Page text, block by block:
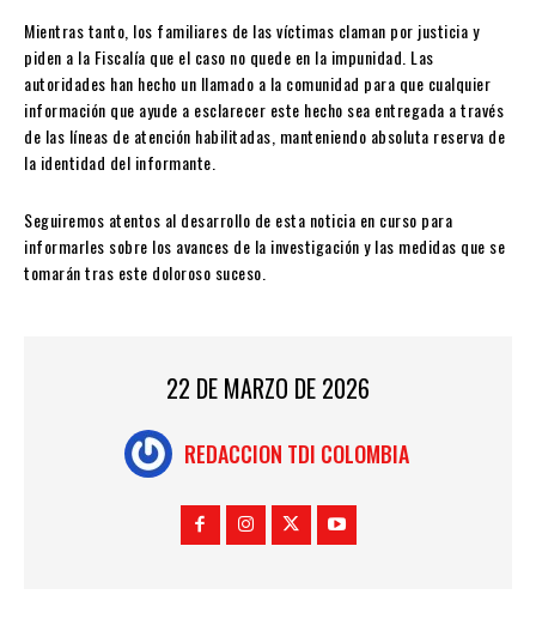
Mientras tanto, los familiares de las víctimas claman por justicia y
piden a la Fiscalía que el caso no quede en la impunidad. Las
autoridades han hecho un llamado a la comunidad para que cualquier
información que ayude a esclarecer este hecho sea entregada a través
de las líneas de atención habilitadas, manteniendo absoluta reserva de
la identidad del informante.
Seguiremos atentos al desarrollo de esta noticia en curso para
informarles sobre los avances de la investigación y las medidas que se
tomarán tras este doloroso suceso.
22 DE MARZO DE 2026
REDACCION TDI COLOMBIA